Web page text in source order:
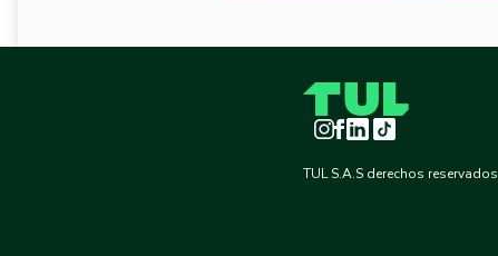
Instagram
Facebook
LinkedInTikTok
TUL S.A.S derechos reservados